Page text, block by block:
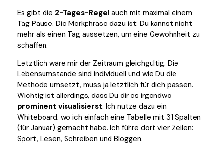
Es gibt die 2-Tages-Regel auch mit maximal einem
Tag Pause. Die Merkphrase dazu ist: Du kannst nicht
mehr als einen Tag aussetzen, um eine Gewohnheit zu
schaffen.
Letztlich wäre mir der Zeitraum gleichgültig. Die
Lebensumstände sind individuell und wie Du die
Methode umsetzt, muss ja letztlich für dich passen.
Wichtig ist allerdings, dass Du dir es irgendwo
prominent visualisierst. Ich nutze dazu ein
Whiteboard, wo ich einfach eine Tabelle mit 31 Spalten
(für Januar) gemacht habe. Ich führe dort vier Zeilen:
Sport, Lesen, Schreiben und Bloggen.